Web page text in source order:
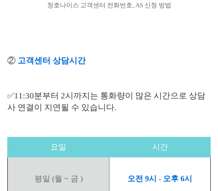
청호나이스 고객센터 전화번호, AS 신청 방법
② 고객센터 상담시간
✅11:30분부터 2시까지는 통화량이 많은 시간으로 상담
사 연결이 지연될 수 있습니다.
요일 시간
평일 (월 ~ 금 ) 오전 9시 - 오후 6시